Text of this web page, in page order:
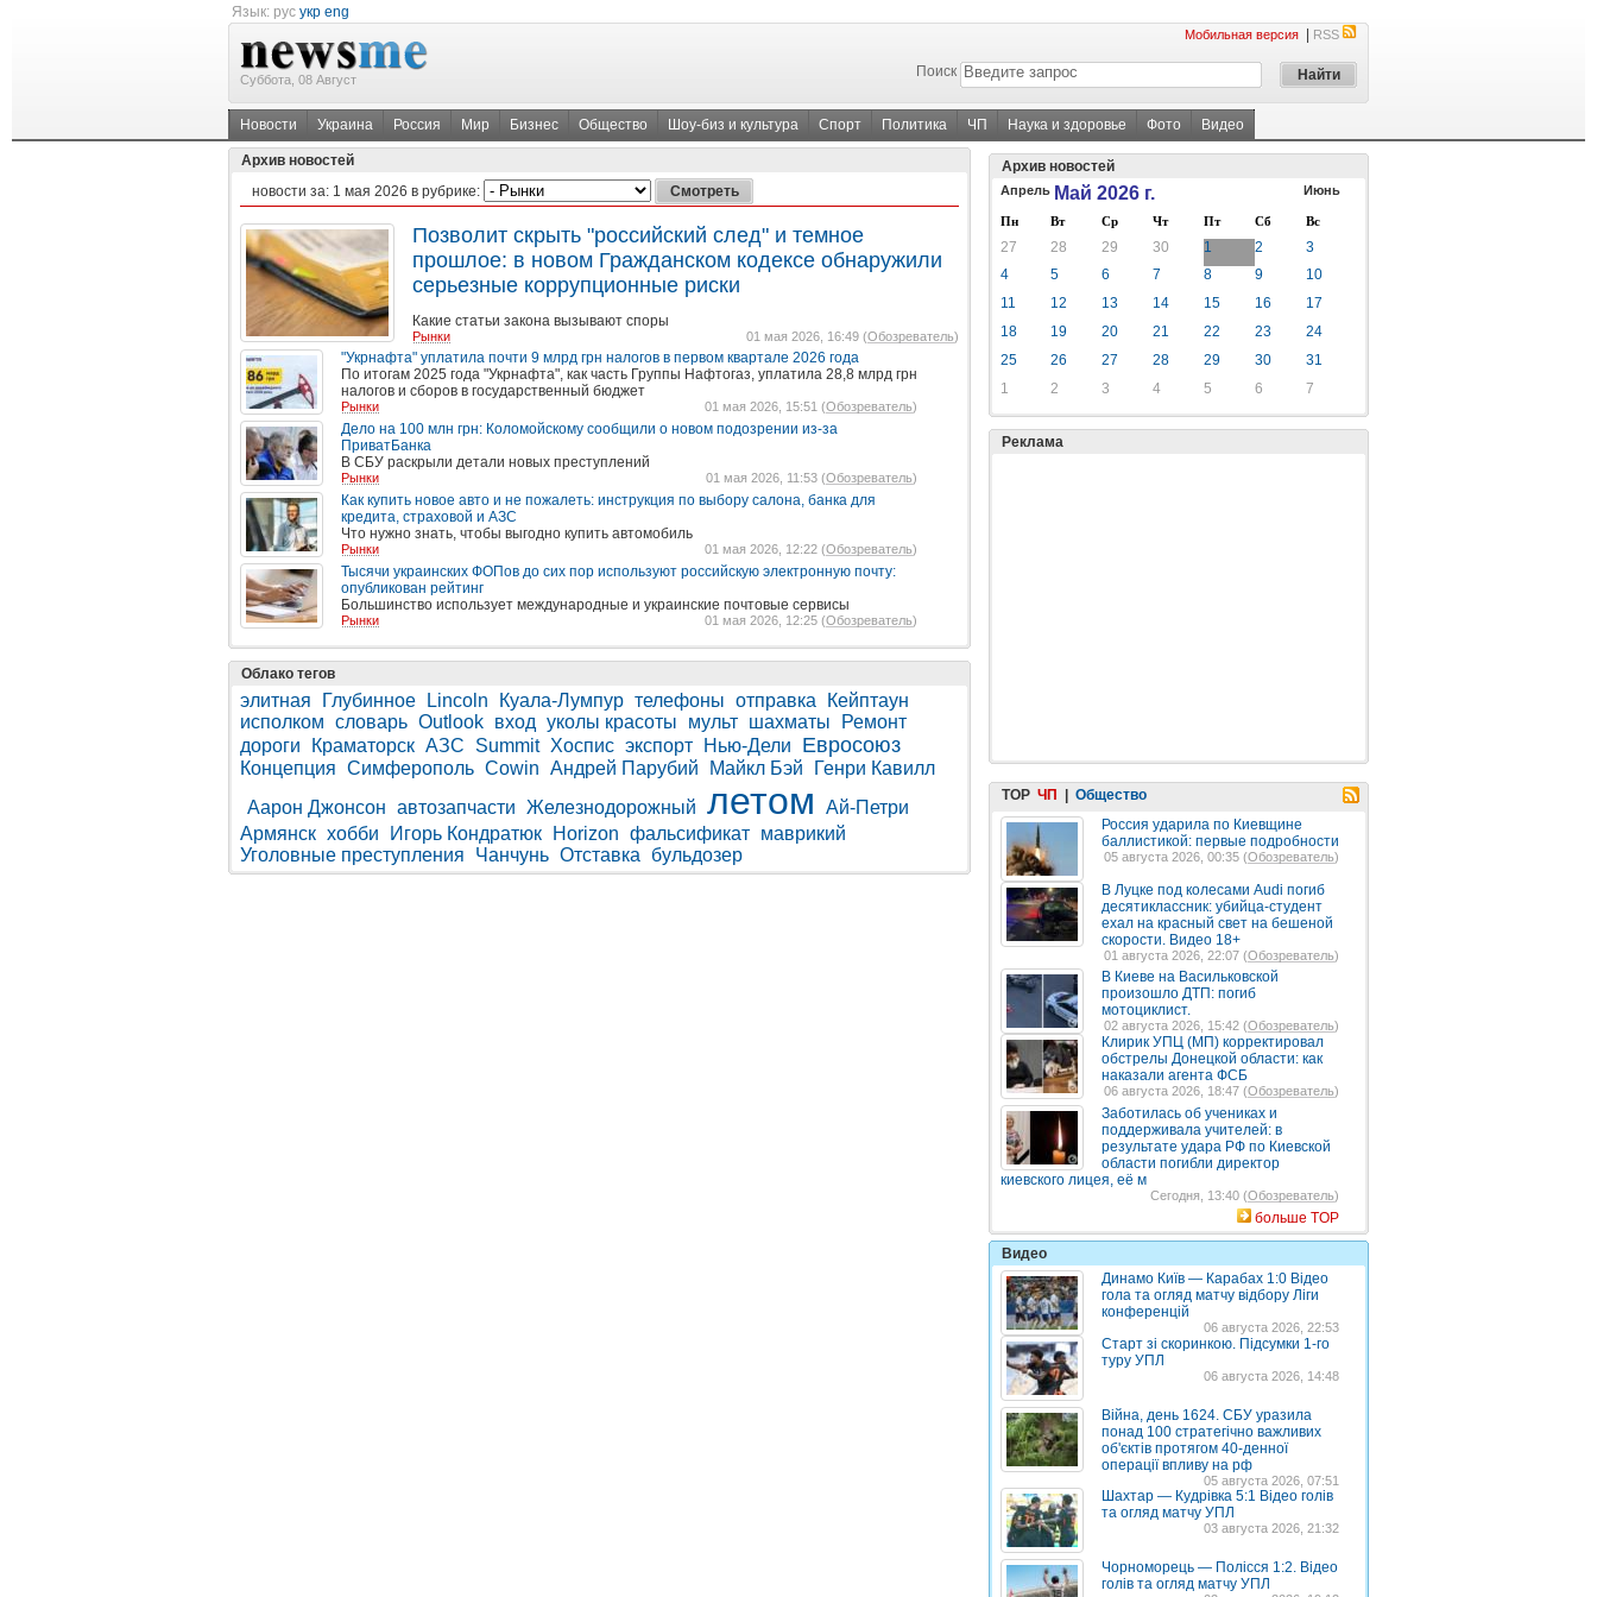
Язык: рус укр eng
Суббота, 08 Август
Мобильная версия RSS
Поиск
Новости Украина Россия Мир Бизнес Общество Шоу-биз и культура Спорт Политика ЧП Наука и здоровье Фото Видео
Архив новостей
новости за: 1 мая 2026 в рубрике:
Позволит скрыть "российский след" и темное
прошлое: в новом Гражданском кодексе обнаружили
серьезные коррупционные риски
Какие статьи закона вызывают споры
Рынки 01 мая 2026, 16:49 (Обозреватель)
"Укрнафта" уплатила почти 9 млрд грн налогов в первом квартале 2026 года
По итогам 2025 года "Укрнафта", как часть Группы Нафтогаз, уплатила 28,8 млрд грн
налогов и сборов в государственный бюджет
Рынки 01 мая 2026, 15:51 (Обозреватель)
Дело на 100 млн грн: Коломойскому сообщили о новом подозрении из-за
ПриватБанка
В СБУ раскрыли детали новых преступлений
Рынки 01 мая 2026, 11:53 (Обозреватель)
Как купить новое авто и не пожалеть: инструкция по выбору салона, банка для
кредита, страховой и АЗС
Что нужно знать, чтобы выгодно купить автомобиль
Рынки 01 мая 2026, 12:22 (Обозреватель)
Тысячи украинских ФОПов до сих пор используют российскую электронную почту:
опубликован рейтинг
Большинство использует международные и украинские почтовые сервисы
Рынки 01 мая 2026, 12:25 (Обозреватель)
Облако тегов
элитная Глубинное Lincoln Куала-Лумпур телефоны отправка
Кейптаун
исполком словарь Outlook вход уколы красоты мульт шахматы
Ремонт
дороги
Краматорск АЗС Summit Хоспис экспорт Нью-Дели Евросоюз
Концепция Симферополь Cowin Андрей Парубий Майкл Бэй
Генри Кавилл
Аарон Джонсон автозапчасти Железнодорожный летом
Ай-Петри
Армянск хобби Игорь Кондратюк Horizon фальсификат маврикий
Уголовные преступления
Чанчунь Отставка бульдозер
Архив новостей
Апрель Май 2026 г. Июнь
Пн Вт Ср Чт Пт Сб Вс
27 28 29 30 1 2
3
4
5 6 7 8 9
10
11
12 13 14 15 16
17
18
19 20 21 22 23
24
25
26 27 28 29 30
31
1
2 3 4 5 6 7
Реклама
TOP ЧП
Общество
Россия ударила по Киевщине
баллистикой: первые подробности
05 августа 2026, 00:35 (Обозреватель)
В Луцке под колесами Audi погиб
десятиклассник: убийца-студент
ехал на красный свет на бешеной
скорости. Видео 18+
01 августа 2026, 22:07 (Обозреватель)
В Киеве на Васильковской
произошло ДТП: погиб
мотоциклист.
02 августа 2026, 15:42 (Обозреватель)
Клирик УПЦ (МП) корректировал
обстрелы Донецкой области: как
наказали агента ФСБ
06 августа 2026, 18:47 (Обозреватель)
Заботилась об учениках и
поддерживала учителей: в
результате удара РФ по Киевской
области погибли директор
киевского лицея, её м
Сегодня, 13:40 (Обозреватель)
больше TOP
Видео
Динамо Київ — Карабах 1:0 Відео
гола та огляд матчу відбору Ліги
конференцій
06 августа 2026, 22:53
Старт зі скоринкою. Підсумки 1-го
туру УПЛ
06 августа 2026, 14:48
Війна, день 1624. СБУ уразила
понад 100 стратегічно важливих
об'єктів протягом 40-денної
операції впливу на рф
05 августа 2026, 07:51
Шахтар — Кудрівка 5:1 Відео голів
та огляд матчу УПЛ
03 августа 2026, 21:32
Чорноморець — Полісся 1:2. Відео
голів та огляд матчу УПЛ